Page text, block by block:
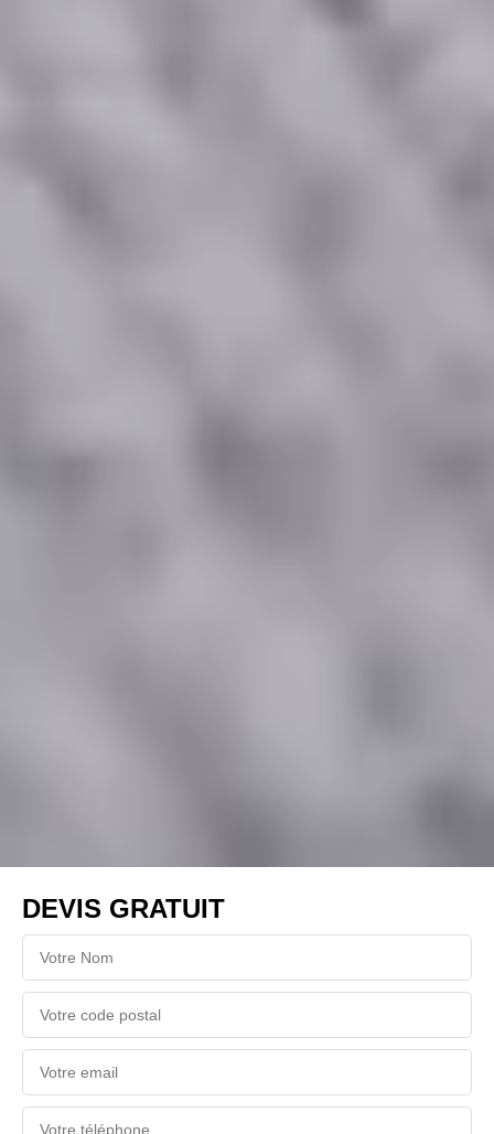
DEVIS GRATUIT